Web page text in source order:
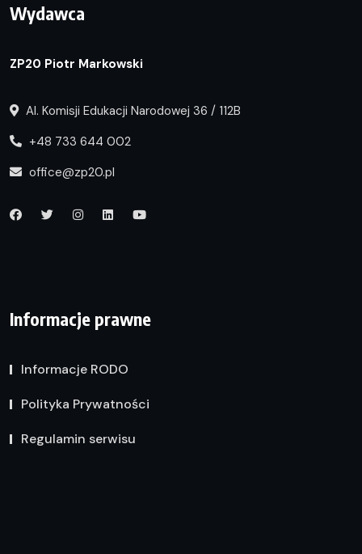
Wydawca
ZP20 Piotr Markowski
Al. Komisji Edukacji Narodowej 36 / 112B
+48 733 644 002
office@zp20.pl
Informacje prawne
Informacje RODO
Polityka Prywatności
Regulamin serwisu